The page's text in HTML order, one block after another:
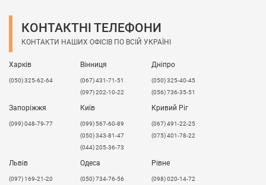
КОНТАКТНІ ТЕЛЕФОНИ
КОНТАКТИ НАШИХ ОФІСІВ ПО ВСІЙ УКРАЇНІ
Харків
(050) 325-62-64
Вінниця
(067) 431-71-51
(097) 202-10-22
Дніпро
(050) 325-40-45
(056) 736-35-51
Запоріжжя
(099) 048-79-77
Київ
(099) 567-60-89
(050) 343-81-47
(044) 205-36-73
Кривий Ріг
(067) 491-22-25
(075) 401-78-22
Львів
​(097) 169-21-20
Одеса
(050) 734-76-56
Рівне
(098) 020-14-72